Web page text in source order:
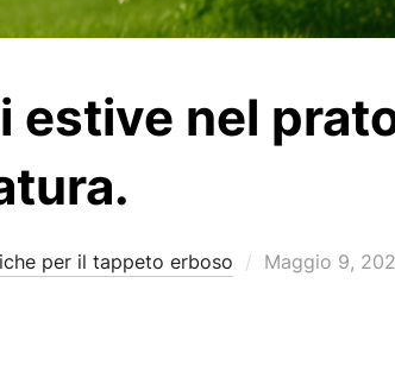
estive nel
per il tappeto erboso
Pubblicato
Maggio 9,